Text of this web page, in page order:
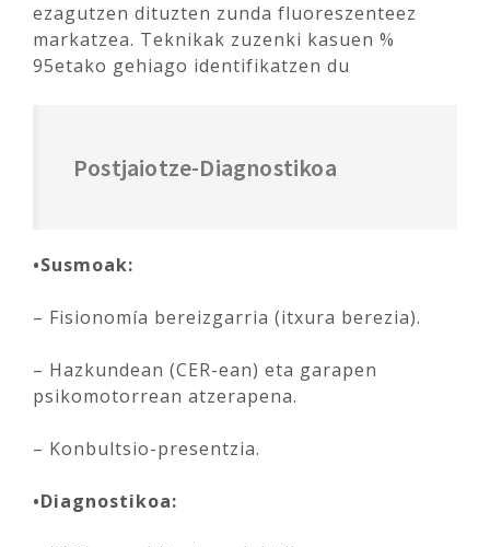
ezagutzen dituzten zunda fluoreszenteez
markatzea. Teknikak zuzenki kasuen %
95etako gehiago identifikatzen du
Postjaiotze-Diagnostikoa
•Susmoak:
– Fisionomía bereizgarria (itxura berezia).
– Hazkundean (CER-ean) eta garapen
psikomotorrean atzerapena.
– Konbultsio-presentzia.
•Diagnostikoa: